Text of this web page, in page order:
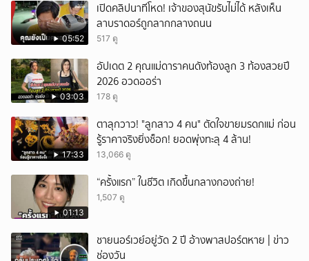
05:52
เปิดคลิปนาทีโหด! เจ้าของสุนัขรับไม่ได้ หลังเห็น
ลาบราดอร์ถูกลากกลางถนน
517 ดู
03:03
อัปเดต 2 คุณแม่ดาราคนดังท้องลูก 3 ท้องสวยปี
2026 อวดออร่า
178 ดู
17:33
ตาลุกวาว! "ลูกสาว 4 คน" ตัดใจขายมรดกแม่ ก่อน
รู้ราคาจริงยิ่งช็อก! ยอดพุ่งทะลุ 4 ล้าน!
13,066 ดู
01:13
“ครั้งแรก” ในชีวิต เกิดขึ้นกลางกองถ่าย!
1,507 ดู
ชายนอร์เวย์อยู่วัด 2 ปี อ้างพาสปอร์ตหาย | ข่าว
ช่องวัน